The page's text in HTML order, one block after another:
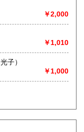
￥2,000
￥1,010
智子遺稿集 （樺 光子）
￥1,000